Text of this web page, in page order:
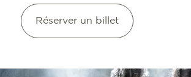
Réserver un billet